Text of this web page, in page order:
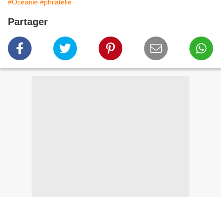
#Océanie #philatélie
Partager